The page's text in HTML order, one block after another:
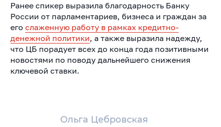
Ольга Цебровская
Ранее спикер выразила благодарность Банку
России от парламентариев, бизнеса и граждан за
его слаженную работу в рамках кредитно-
денежной политики, а также выразила надежду,
что ЦБ порадует всех до конца года позитивными
новостями по поводу дальнейшего снижения
ключевой ставки.